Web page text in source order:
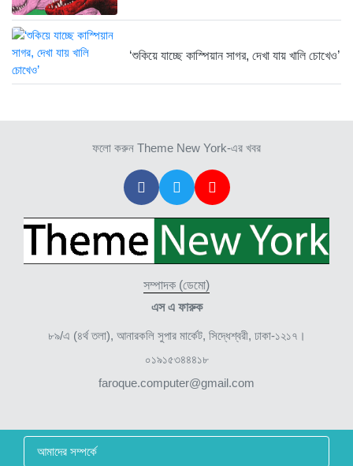
‘শুকিয়ে যাচ্ছে কাস্পিয়ান সাগর, দেখা যায় খালি চোখেও’
ফলো করুন Theme New York-এর খবর
সম্পাদক (ডেমো)
এস এ ফারুক
৮৯/এ (৪র্থ তলা), আনারকলি সুপার মার্কেট, সিদ্ধেশ্বরী, ঢাকা-১২১৭।
০১৯১৫৩৪৪৪১৮
faroque.computer@gmail.com
আমাদের সম্পর্কে